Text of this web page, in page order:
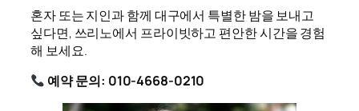
혼자 또는 지인과 함께 대구에서 특별한 밤을 보내고
싶다면, 쓰리노에서 프라이빗하고 편안한 시간을 경험
해 보세요.
예약 문의: 010-4668-0210